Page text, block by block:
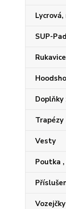
SUP-
Rukavice
Doplňky
Trapézy
Vesty
Poutka